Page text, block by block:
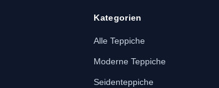
Kategorien
Alle Teppiche
Moderne Teppiche
Seidenteppiche